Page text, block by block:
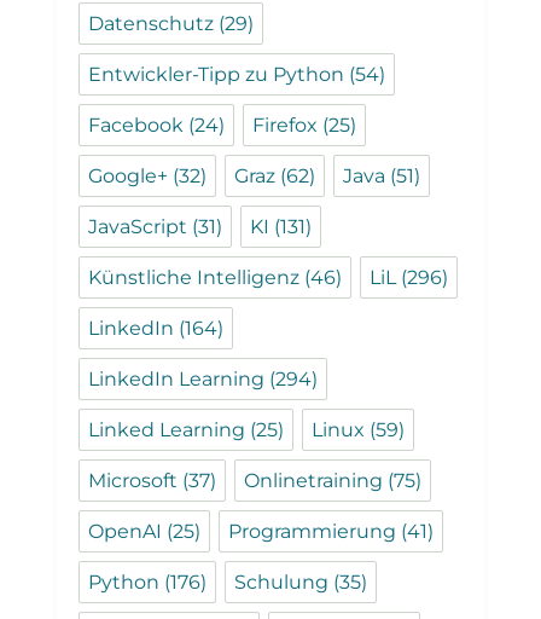
Datenschutz (29)
Entwickler-Tipp zu Python (54)
Facebook (24) Firefox (25)
Google+ (32) Graz (62) Java (51)
JavaScript (31) KI (131)
Künstliche Intelligenz (46) LiL(296)
LinkedIn (164)
LinkedIn Learning (294)
Linked Learning (25) Linux (59)
Microsoft (37) Onlinetraining (75)
OpenAI (25) Programmierung (41)
Python (176) Schulung (35)